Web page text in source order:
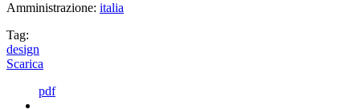
Amministrazione: italia
Tag:
design
Scarica
pdf